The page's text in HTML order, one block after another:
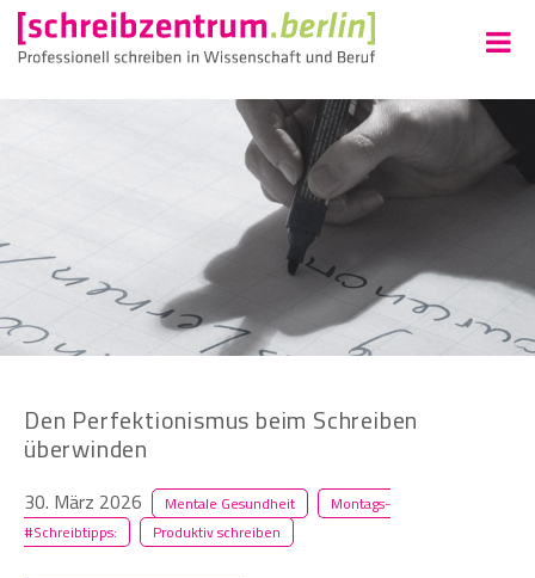
Den Perfektionismus beim Schreiben
überwinden
30. März 2026 Mentale Gesundheit
Montags-
#Schreibtipps:
Produktiv schreiben